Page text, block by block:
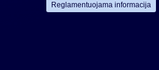
Reglamentuojama informacija